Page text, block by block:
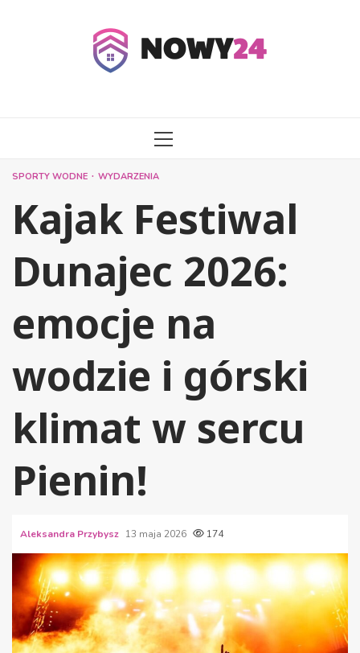
MENU
SPORTY WODNE WYDARZENIA
Kajak Festiwal
Dunajec 2026:
emocje na
wodzie i górski
klimat w sercu
Pienin!
Aleksandra Przybysz 13 maja 2026 174